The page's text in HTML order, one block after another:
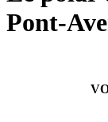
Pont-